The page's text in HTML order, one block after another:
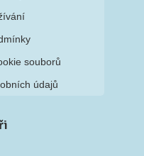
souborů
údajů